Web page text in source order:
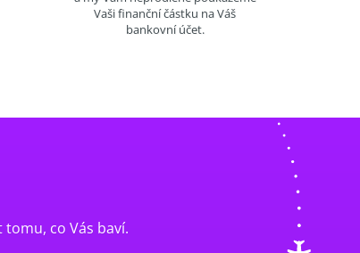
Vaši finanční částku na Váš
bankovní účet.
co Vás baví.